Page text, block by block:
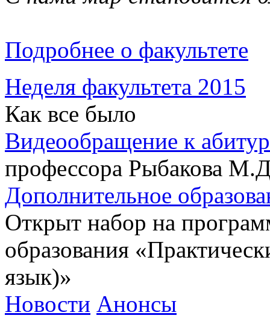
Подробнее о факультете
Неделя факультета 2015
Как все было
Видеообращение к
профессора Рыбакова
Дополнительное
Открыт набор на
образования
язык)»
Новости Анонсы